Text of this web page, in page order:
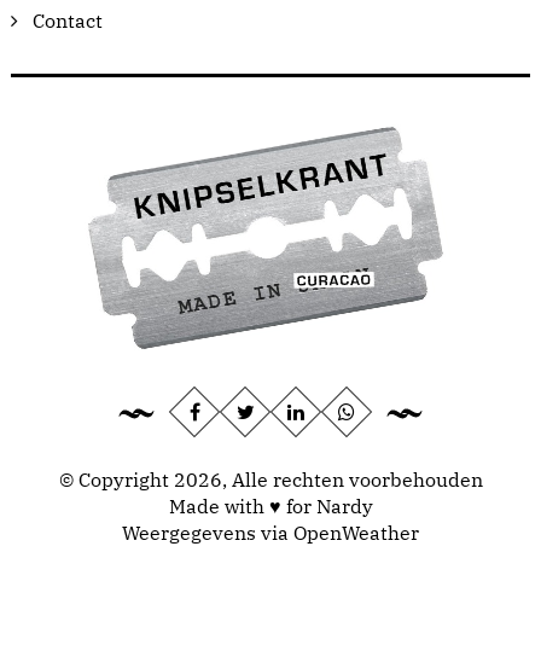
Contact
© Copyright 2026, Alle rechten voorbehouden
Made with ♥ for Nardy
Weergegevens via OpenWeather